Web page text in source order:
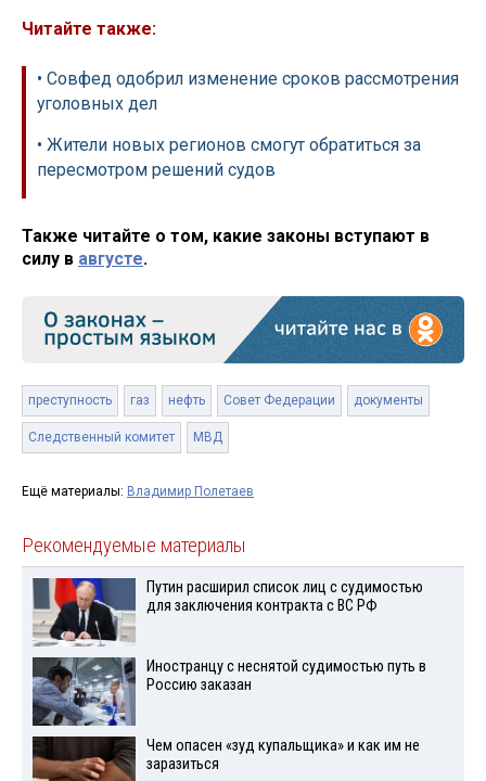
Читайте также:
• Совфед одобрил изменение сроков рассмотрения
уголовных дел
• Жители новых регионов смогут обратиться за
пересмотром решений судов
Также читайте о том, какие законы вступают в
силу в августе.
преступность газ нефть Совет Федерации документы
Следственный комитет МВД
Ещё материалы: Владимир Полетаев
Рекомендуемые материалы
Путин расширил список лиц с судимостью
для заключения контракта с ВС РФ
Иностранцу с неснятой судимостью путь в
Россию заказан
Чем опасен «зуд купальщика» и как им не
заразиться